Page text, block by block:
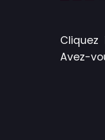
Cliquez
Avez-